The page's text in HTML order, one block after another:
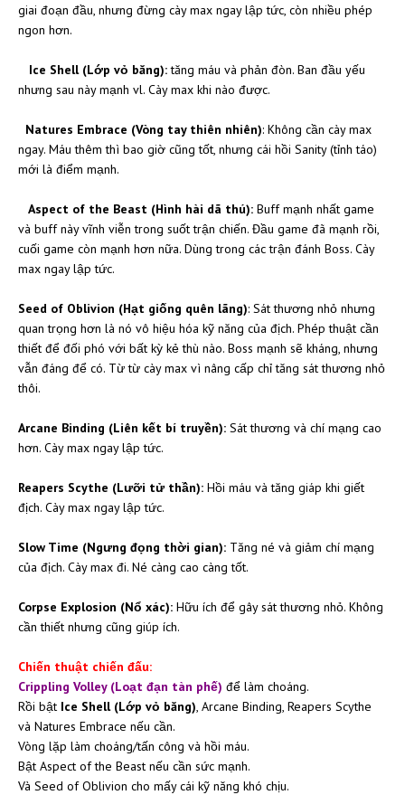
giai đoạn đầu, nhưng đừng cày max ngay lập tức, còn nhiều phép
ngon hơn.
Ice Shell (Lớp vỏ băng):tăng máu và phản đòn. Ban đầu yếu
nhưng sau này mạnh vl. Cày max khi nào được.
Natures Embrace (Vòng tay thiên nhiên): Không cần cày max
ngay. Máu thêm thì bao giờ cũng tốt, nhưng cái hồi Sanity (tỉnh táo)
mới là điểm mạnh.
Aspect of the Beast (Hình hài dã thú): Buff mạnh nhất game
và buff này vĩnh viễn trong suốt trận chiến. Đầu game đã mạnh rồi,
cuối game còn mạnh hơn nữa. Dùng trong các trận đánh Boss. Cày
max ngay lập tức.
Seed of Oblivion (Hạt giống quên lãng): Sát thương nhỏ nhưng
quan trọng hơn là nó vô hiệu hóa kỹ năng của địch. Phép thuật cần
thiết để đối phó với bất kỳ kẻ thù nào. Boss mạnh sẽ kháng, nhưng
vẫn đáng để có. Từ từ cày max vì nâng cấp chỉ tăng sát thương nhỏ
thôi.
Arcane Binding (Liên kết bí truyền): Sát thương và chí mạng cao
hơn. Cày max ngay lập tức.
Reapers Scythe (Lưỡi tử thần): Hồi máu và tăng giáp khi giết
địch. Cày max ngay lập tức.
Slow Time (Ngưng đọng thời gian): Tăng né và giảm chí mạng
của địch. Cày max đi. Né càng cao càng tốt.
Corpse Explosion (Nổ xác): Hữu ích để gây sát thương nhỏ. Không
cần thiết nhưng cũng giúp ích.
Chiến thuật chiến đấu:
Crippling Volley (Loạt đạn tàn phế) để làm choáng.
Rồi bật Ice Shell (Lớp vỏ băng), Arcane Binding, Reapers Scythe
và Natures Embrace nếu cần.
Vòng lặp làm choáng/tấn công và hồi máu.
Bật Aspect of the Beast nếu cần sức mạnh.
Và Seed of Oblivion cho mấy cái kỹ năng khó chịu.